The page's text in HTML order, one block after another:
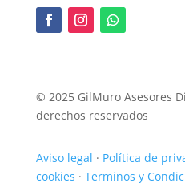
© 2025 GilMuro Asesores
derechos reservados
Aviso legal · Política de
cookies · Terminos y